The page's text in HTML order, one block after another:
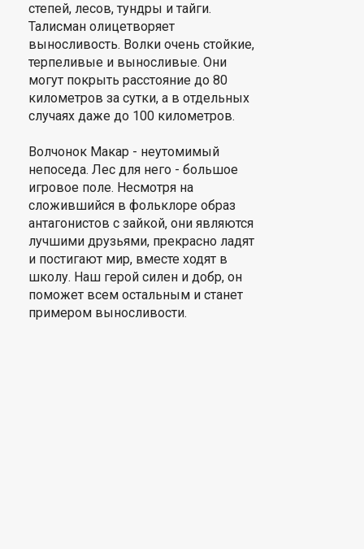
степей, лесов, тундры и тайги.
Талисман олицетворяет
выносливость. Волки очень стойкие,
терпеливые и выносливые. Они
могут покрыть расстояние до 80
километров за сутки, а в отдельных
случаях даже до 100 километров.
Волчонок Макар - неутомимый
непоседа. Лес для него - большое
игровое поле. Несмотря на
сложившийся в фольклоре образ
антагонистов с зайкой, они являются
лучшими друзьями, прекрасно ладят
и постигают мир, вместе ходят в
школу. Наш герой силен и добр, он
поможет всем остальным и станет
примером выносливости.